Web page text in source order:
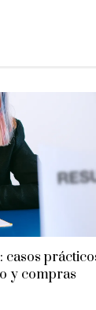
casos
y compras